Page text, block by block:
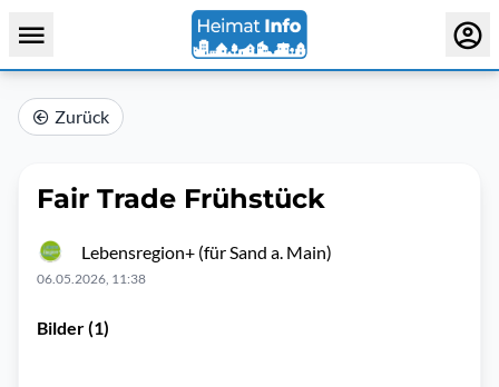
Zurück
Fair Trade Frühstück
Lebensregion+ (für Sand a. Main)
06.05.2026, 11:38
Bilder (1)